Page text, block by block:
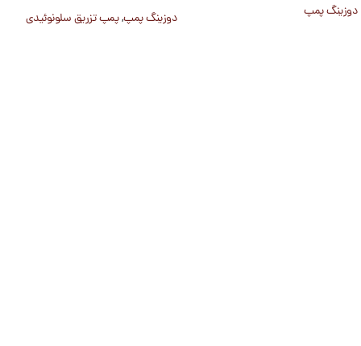
دوزینگ پمپ
دوزینگ پمپ,پمپ تزریق سلونوئیدی